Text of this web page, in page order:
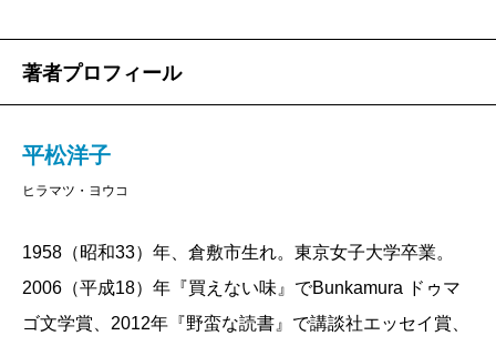
著者プロフィール
平松洋子
ヒラマツ・ヨウコ
1958（昭和33）年、倉敷市生れ。東京女子大学卒業。
2006（平成18）年『買えない味』でBunkamura ドゥマ
ゴ文学賞、2012年『野蛮な読書』で講談社エッセイ賞、